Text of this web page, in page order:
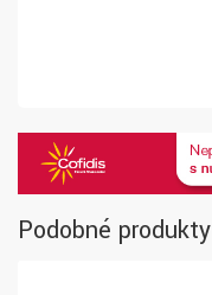
Podobné produkty